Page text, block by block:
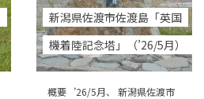
新潟県佐渡市佐渡島「英国
機着陸記念塔」（’26/5月）
概要 ’26/5月、 新潟県佐渡市